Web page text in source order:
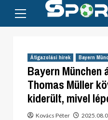
content
Menu
Átigazolási hírek Bayern
Bayern
Thomas Müller
kiderült, mivel
Kovács Péter